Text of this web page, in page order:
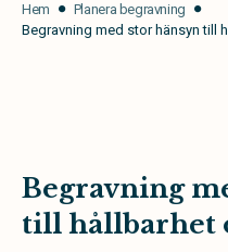
Hem
Planera begravning
Begravning med stor hänsyn till
Begravning
till hållbarhet